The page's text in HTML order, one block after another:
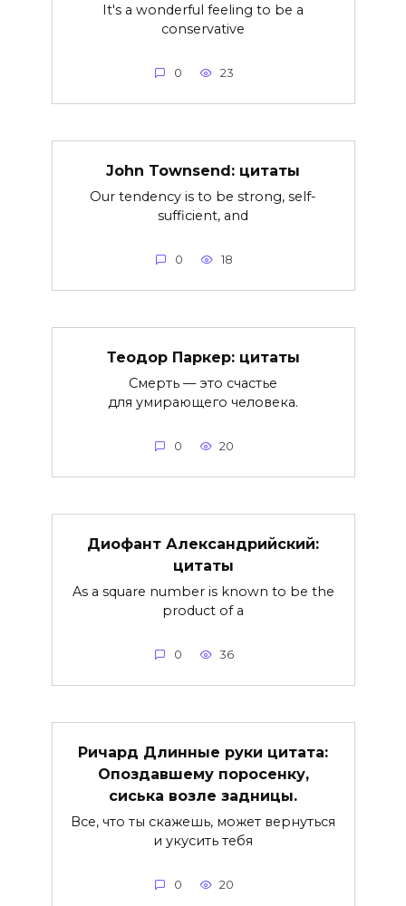
It's a wonderful feeling to be a
conservative
0 23
John Townsend: цитаты
Our tendency is to be strong, self-
sufficient, and
0 18
Теодор Паркер: цитаты
Смерть — это счастье
для умирающего человека.
0 20
Диофант Александрийский:
цитаты
As a square number is known to be the
product of a
0 36
Ричард Длинные руки цитата:
Опоздавшему поросенку,
сиська возле задницы.
Все, что ты скажешь, может вернуться
и укусить тебя
0 20